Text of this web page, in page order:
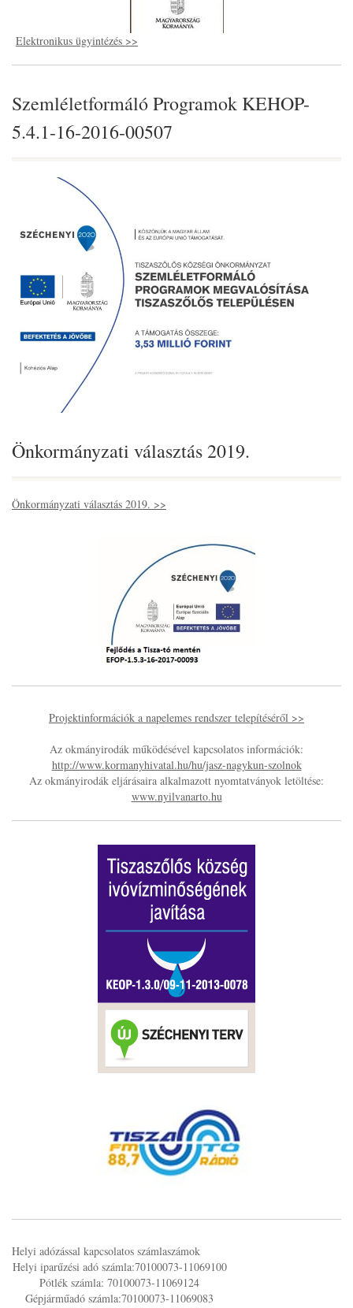
Elektronikus ügyintézés >>
Szemléletformáló Programok KEHOP-
5.4.1-16-2016-00507
Önkormányzati választás 2019.
Önkormányzati választás 2019. >>
Projektinformációk a napelemes rendszer telepítéséről >>
Az okmányirodák működésével kapcsolatos információk:
http://www.kormanyhivatal.hu/hu/jasz-nagykun-szolnok
Az okmányirodák eljárásaira alkalmazott nyomtatványok letöltése:
www.nyilvanarto.hu
Helyi adózással kapcsolatos számlaszámok
Helyi iparűzési adó számla:70100073-11069100
Pótlék számla: 70100073-11069124
Gépjárműadó számla:70100073-11069083